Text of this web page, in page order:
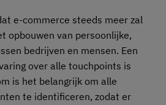
e-commerce steeds meer zal
opbouwen van persoonlijke,
bedrijven en mensen. Een
over alle touchpoints is
is het belangrijk om alle
te identificeren, zodat er